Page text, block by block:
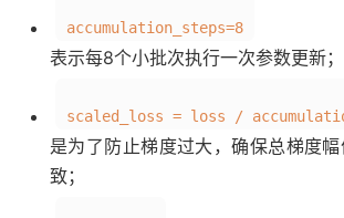
accumulation_steps=8
表示每8个小批次执行一次参数更新；
scaled_loss = loss /
是为了防止梯度过大，确保总梯度
致；